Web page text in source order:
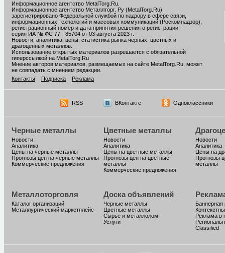
Информационное агентство MetalTorg.Ru
Информационное агентство Металлторг. Ру (MetalTorg.Ru)
зарегистрировано Федеральной службой по надзору в сфере связи,
информационных технологий и массовых коммуникаций (Роскомнадзор),
регистрационный номер и дата принятия решения о регистрации:
серия ИА № ФС 77 - 85704 от 03 августа 2023 г.
Новости, аналитика, цены, статистика рынка черных, цветных и
драгоценных металлов.
Использование открытых материалов разрешается с обязательной
гиперссылкой на MetalTorg.Ru
Мнение авторов материалов, размещаемых на сайте MetalTorg.Ru, может
не совпадать с мнением редакции.
Контакты
Подписка Реклама
RSS ВКонтакте Одноклассники
Черные металлы
Новости
Аналитика
Цены на черные металлы
Прогнозы цен на черные металлы
Коммерческие предложения
Цветные металлы
Новости
Аналитика
Цены на цветные металлы
Прогнозы цен на цветные
металлы
Коммерческие предложения
Новости
Аналитика
Цены на
Прогнозы
металлы
Металлоторговля
Каталог организаций
Металлургический маркетплейс
Доска объявлений
Черные металлы
Цветные металлы
Сырье и металлолом
Услуги
Баннерная
Реклама в
Classified